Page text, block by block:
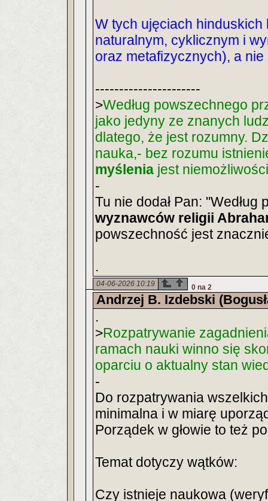
W tych ujęciach
naturalnym, cyklicznym i
oraz metafizycznych), a
----------------------
>Według powszechnego
jako jedyny ze znanych
dlatego, że jest rozumny.
nauka,- bez rozumu
myślenia jest
-
Tu nie dodał Pan:
wyznawców religii
powszechność jest
.
04-06-2026 10:19 0 na 2
Andrzej B. Izdebski
.
>Rozpatrywanie
ramach nauki winno się
oparciu o aktualny stan
-
Do rozpatrywania
minimalna i w miarę
Porządek w głowie to też
Temat dotyczy wątków:
Czy istnieje naukowa